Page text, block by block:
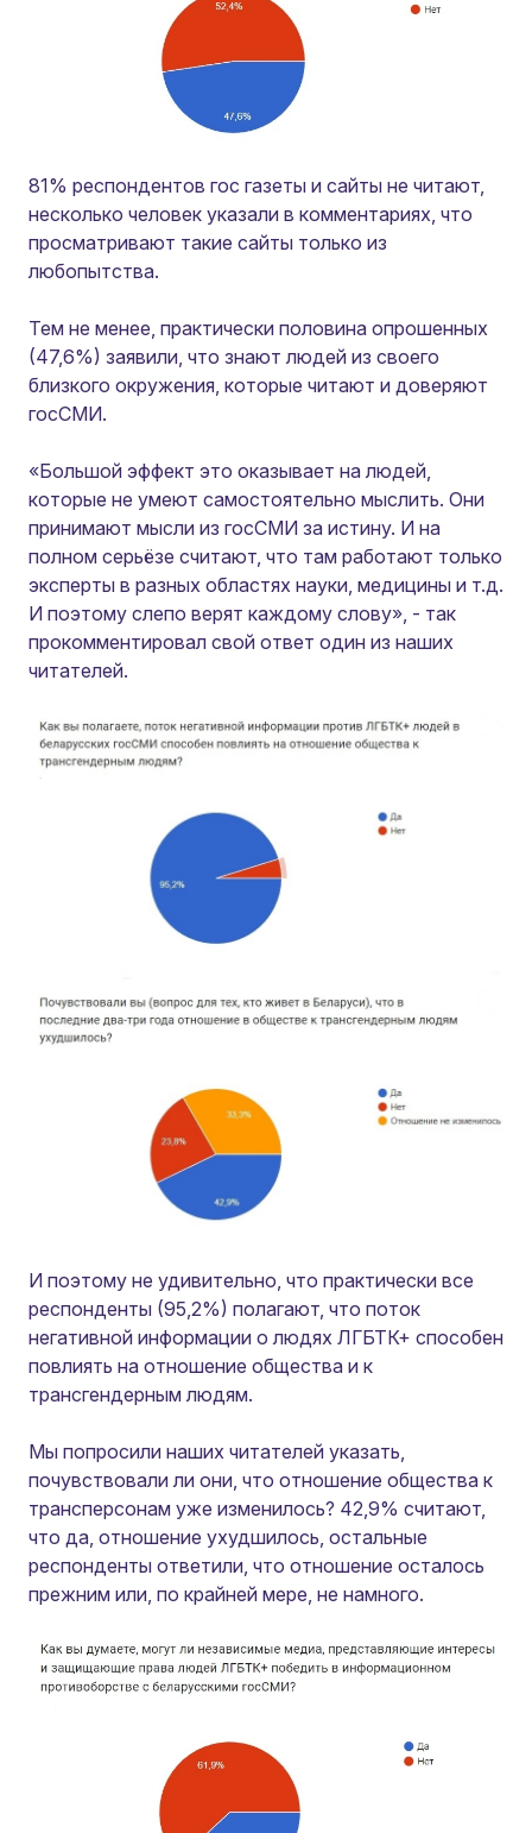
81% респондентов гос газеты и сайты не читают,
несколько человек указали в комментариях, что
просматривают такие сайты только из
любопытства.
Тем не менее, практически половина опрошенных
(47,6%) заявили, что знают людей из своего
близкого окружения, которые читают и доверяют
госСМИ.
«Большой эффект это оказывает на людей,
которые не умеют самостоятельно мыслить. Они
принимают мысли из госСМИ за истину. И на
полном серьёзе считают, что там работают только
эксперты в разных областях науки, медицины и т.д.
И поэтому слепо верят каждому слову», - так
прокомментировал свой ответ один из наших
читателей.
И поэтому не удивительно, что практически все
респонденты (95,2%) полагают, что поток
негативной информации о людях ЛГБТК+ способен
повлиять на отношение общества и к
трансгендерным людям.
Мы попросили наших читателей указать,
почувствовали ли они, что отношение общества к
трансперсонам уже изменилось? 42,9% считают,
что да, отношение ухудшилось, остальные
респонденты ответили, что отношение осталось
прежним или, по крайней мере, не намного.